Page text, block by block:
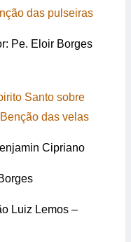
das pulseiras
Pe. Eloir Borges
Santo sobre
das velas
Cipriano
Luiz Lemos –